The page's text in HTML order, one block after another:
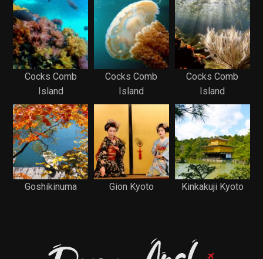
Cocks Comb
Island
Cocks Comb
Island
Cocks Comb
Island
Goshikinuma Gion Kyoto Kinkakuji Kyoto